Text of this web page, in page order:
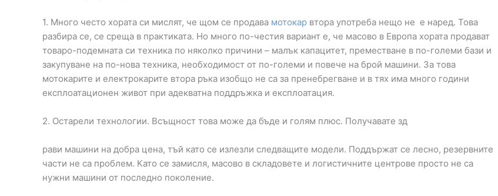
1. Много често хората си мислят, че щом се продава мотокар втора употреба нещо не е наред. Това
разбира се, се среща в практиката. Но много по-честия вариант е, че масово в Европа хората продават
товаро-подемната си техника по няколко причини – малък капацитет, преместване в по-големи бази и
закупуване на по-нова техника, необходимост от по-големи и повече на брой машини. За това
мотокарите и електрокарите втора ръка изобщо не са за пренебрегване и в тях има много години
експлоатационен живот при адекватна поддръжка и експлоатация.
2. Остарели технологии. Всъщност това може да бъде и голям плюс. Получавате зд
рави машини на добра цена, тъй като се излезли следващите модели. Поддържат се лесно, резервните
части не са проблем. Като се замисля, масово в складовете и логистичните центрове просто не са
нужни машини от последно поколение.